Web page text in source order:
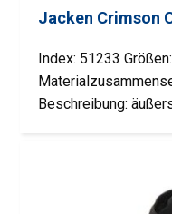
Jacken Crimson
Index: 51233
Beschreibung: